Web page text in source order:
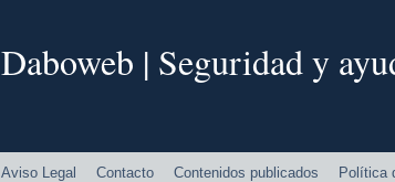
Daboweb | Seguridad y
Aviso Legal Contacto Contenidos publicados Política